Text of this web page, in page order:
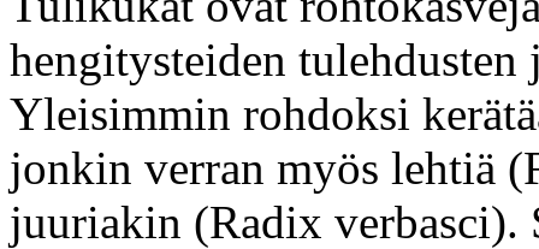
hengitysteiden
Yleisimmin rohdoksi
jonkin verran myös lehtiä
juuriakin (Radix verbasci).